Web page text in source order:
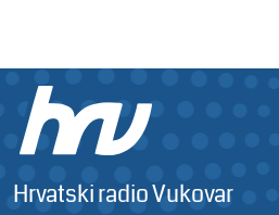
Hrvatski radio Vukovar